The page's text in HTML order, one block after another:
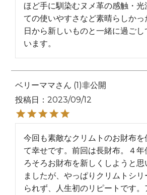
ほど手に馴染むヌメ革の感触・光
ての使いやすさなど素晴らしか
日から新しいものと一緒に過ご
います。
ベリーママ 1 非公開
投稿日
2023/09/12
今回も素敵なクリムトのお財布を
て幸せです。前回は長財布。４
ろそろお財布を新しくしようと思
ましたが、やっぱりクリムトシリ
られず、人生初のリピートです